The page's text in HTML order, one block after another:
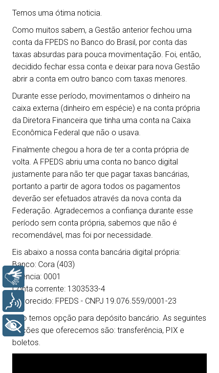
Temos uma ótima noticia.
Como muitos sabem, a Gestão anterior fechou uma
conta da FPEDS no Banco do Brasil, por conta das
taxas absurdas para pouca movimentação. Foi, então,
decidido fechar essa conta e deixar para nova Gestão
abrir a conta em outro banco com taxas menores.
Durante esse período, movimentamos o dinheiro na
caixa externa (dinheiro em espécie) e na conta própria
da Diretora Financeira que tinha uma conta na Caixa
Econômica Federal que não o usava.
Finalmente chegou a hora de ter a conta própria de
volta. A FPEDS abriu uma conta no banco digital
justamente para não ter que pagar taxas bancárias,
portanto a partir de agora todos os pagamentos
deverão ser efetuados através da nova conta da
Federação. Agradecemos a confiança durante esse
período sem conta própria, sabemos que não é
recomendável, mas foi por necessidade.
Eis abaixo a nossa conta bancária digital própria:
Banco: Cora (403)
Agência: 0001
Conta corrente: 1303533-4
Favorecido: FPEDS - CNPJ 19.076.559/0001-23
Não temos opção para depósito bancário. As seguintes
opções que oferecemos são: transferência, PIX e
boletos.
Libras
Voz
+ Acessibilidade